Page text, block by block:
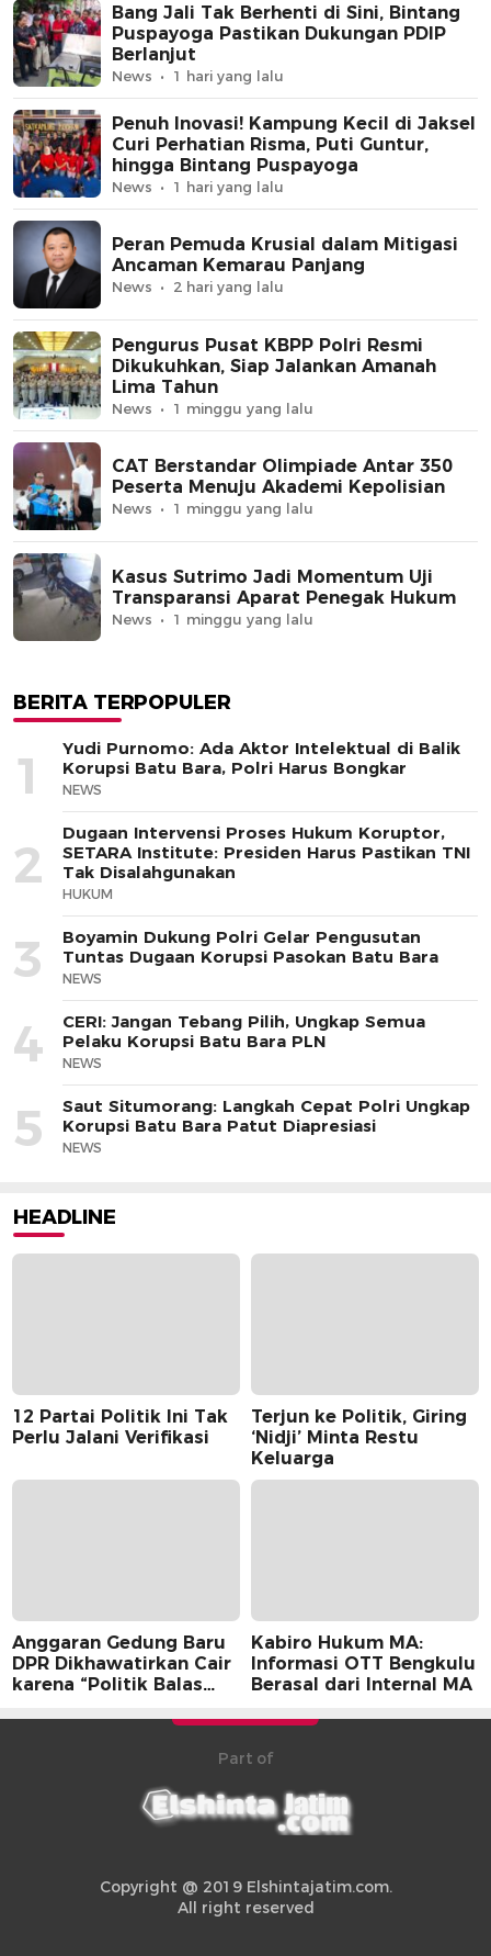
Bang Jali Tak Berhenti di Sini, Bintang
Puspayoga Pastikan Dukungan PDIP
Berlanjut
News 1 hari yang lalu
Penuh Inovasi! Kampung Kecil di Jaksel
Curi Perhatian Risma, Puti Guntur,
hingga Bintang Puspayoga
News 1 hari yang lalu
Peran Pemuda Krusial dalam Mitigasi
Ancaman Kemarau Panjang
News 2 hari yang lalu
Pengurus Pusat KBPP Polri Resmi
Dikukuhkan, Siap Jalankan Amanah
Lima Tahun
News 1 minggu yang lalu
CAT Berstandar Olimpiade Antar 350
Peserta Menuju Akademi Kepolisian
News 1 minggu yang lalu
Kasus Sutrimo Jadi Momentum Uji
Transparansi Aparat Penegak Hukum
News 1 minggu yang lalu
BERITA TERPOPULER
1
Yudi Purnomo: Ada Aktor Intelektual di Balik
Korupsi Batu Bara, Polri Harus Bongkar
NEWS
2
Dugaan Intervensi Proses Hukum Koruptor,
SETARA Institute: Presiden Harus Pastikan TNI
Tak Disalahgunakan
HUKUM
3
Boyamin Dukung Polri Gelar Pengusutan
Tuntas Dugaan Korupsi Pasokan Batu Bara
NEWS
4
CERI: Jangan Tebang Pilih, Ungkap Semua
Pelaku Korupsi Batu Bara PLN
NEWS
5
Saut Situmorang: Langkah Cepat Polri Ungkap
Korupsi Batu Bara Patut Diapresiasi
NEWS
HEADLINE
12 Partai Politik Ini Tak
Perlu Jalani Verifikasi
Terjun ke Politik, Giring
‘Nidji’ Minta Restu
Keluarga
Anggaran Gedung Baru
DPR Dikhawatirkan Cair
karena “Politik Balas
Kabiro Hukum MA:
Informasi OTT Bengkulu
Berasal dari Internal MA
Part of
Copyright @ 2019 Elshintajatim.com.
All right reserved